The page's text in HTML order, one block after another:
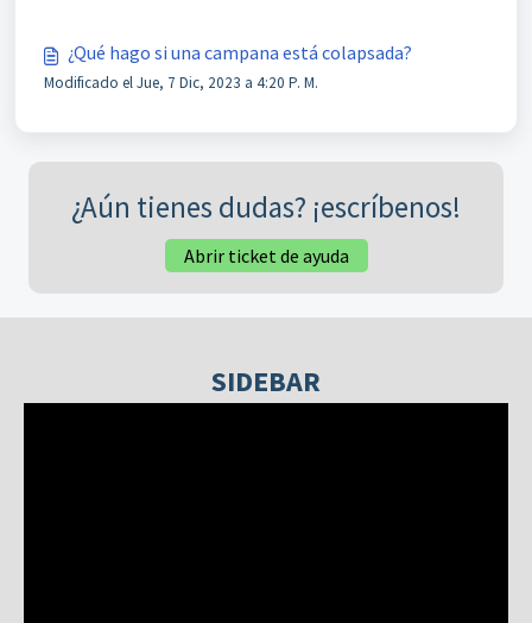
¿Qué hago si una campana está colapsada?
Modificado el Jue, 7 Dic, 2023 a 4:20 P. M.
¿Aún tienes dudas? ¡escríbenos!
Abrir ticket de ayuda
SIDEBAR